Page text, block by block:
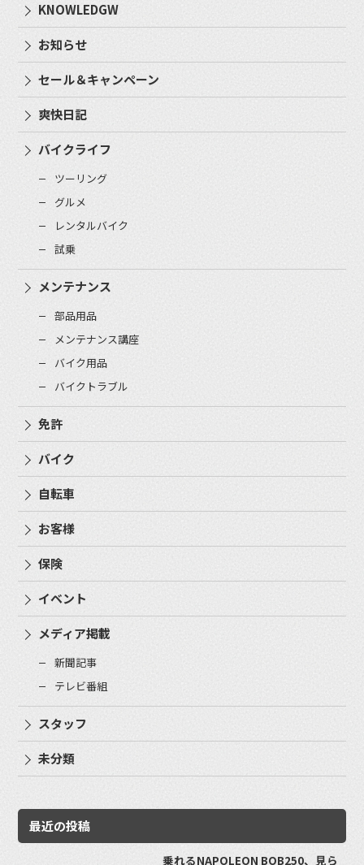
KNOWLEDGW
お知らせ
セール＆キャンペーン
爽快日記
バイクライフ
ツーリング
グルメ
レンタルバイク
試乗
メンテナンス
部品用品
メンテナンス講座
バイク用品
バイクトラブル
免許
バイク
自転車
お客様
保険
イベント
メディア掲載
新聞記事
テレビ番組
スタッフ
未分類
最近の投稿
乗れるNAPOLEON BOB250、見ら